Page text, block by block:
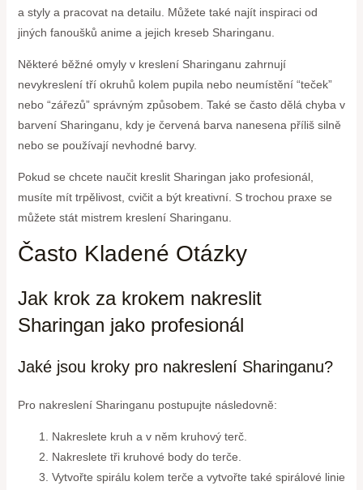
a styly a pracovat na detailu. Můžete také najít inspiraci od
jiných fanoušků anime a jejich kreseb Sharinganu.
Některé běžné omyly v kreslení Sharinganu zahrnují
nevykreslení tří okruhů kolem pupila nebo neumístění “teček”
nebo “zářezů” správným způsobem. Také se často dělá chyba v
barvení Sharinganu, kdy je červená barva nanesena příliš silně
nebo se používají nevhodné barvy.
Pokud se chcete naučit kreslit Sharingan jako profesionál,
musíte mít trpělivost, cvičit a být kreativní. S trochou praxe se
můžete stát mistrem kreslení Sharinganu.
Často Kladené Otázky
Jak krok za krokem nakreslit
Sharingan jako profesionál
Jaké jsou kroky pro nakreslení Sharinganu?
Pro nakreslení Sharinganu postupujte následovně:
Nakreslete kruh a v něm kruhový terč.
Nakreslete tři kruhové body do terče.
Vytvořte spirálu kolem terče a vytvořte také spirálové linie